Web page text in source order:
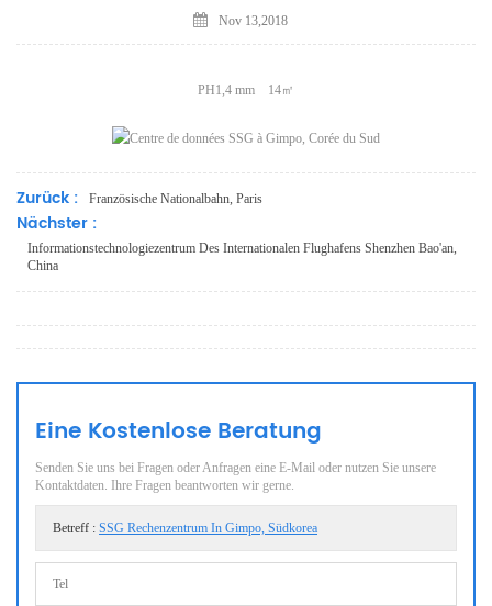
Nov 13,2018
PH1,4 mm 14㎡
Zurück : Französische Nationalbahn, Paris
Nächster :
Informationstechnologiezentrum Des Internationalen Flughafens Shenzhen Bao'an,
China
Eine Kostenlose Beratung
Senden Sie uns bei Fragen oder Anfragen eine E-Mail oder nutzen Sie unsere
Kontaktdaten. Ihre Fragen beantworten wir gerne.
Betreff : SSG Rechenzentrum In Gimpo, Südkorea